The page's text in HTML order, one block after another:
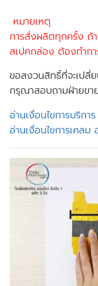
หมายเหตุ
การสั่งผลิตทุกครั้ง ถ้
สเปคกล่อง ต้องทำกา
ขอสงวนสิทธิ์ที่จะเปลี่
กรุณาสอบถามฝ่ายขา
อ่านเงื่อนไขการบริกา
อ่านเงื่อนไขการเคลม